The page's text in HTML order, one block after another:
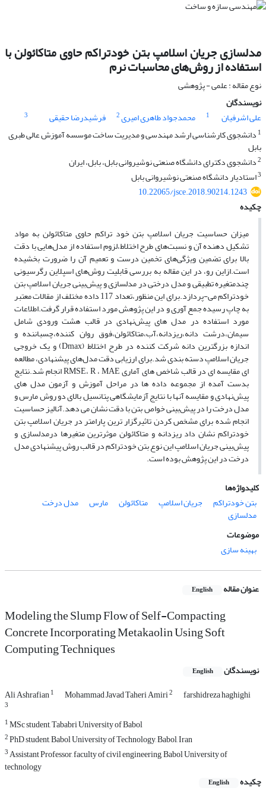
مدلسازی جریان اسلامپ بتن خودتراکم حاوی متاکائولن با
استفاده از روش‌های محاسبات نرم
نوع مقاله : علمی - پژوهشی
نویسندگان
علی اشرفیان
1 محمدجواد طاهری امیری2 فرشیدرضا حقیقی
3
1 دانشجوی کارشناسی ارشد مهندسی و مدیریت ساخت موسسه آموزش عالی طبری
بابل
2دانشجوی دکترای دانشگاه صنعتی نوشیروانی بابل، بابل، ایران
3استادیار دانشگاه صنعتی نوشیروانی بابل
10.22065/jsce.2018.90214.1243
چکیده
میزان حساسیت جریان اسلامپ بتن خود تراکم حاوی متاکائولن به مواد
تشکیل دهنده آن و نسبت‌های طرح اختلاط،لزوم استفاده از مدل‌هایی با دقت
بالا برای تضمین ویژگی‌های تخمین درست و تعمیم آن را ضرورت بخشیده
است.ازاین رو، در این مقاله به بررسی قابلیت روش‌های اسپلاین رگرسیونی
چندمتغیره تطبیقی و مدل درختی در مدلسازی و پیش‌بینی جریان اسلامپ بتن
خودتراکم می-پردازد.برای این منظور،تعداد 117 داده مختلف از مقالات معتبر
به چاپ رسیده جمع آوری و در این پژوهش مورد استفاده قرار گرفت.اطلاعات
مورد استفاده در مدل های پیش‌نهادی در قالب هشت ورودی شامل
سیمان،درشت دانه،ریزدانه،آب،متاکائولن،فوق روان کننده،چسباننده و
اندازه بزرگترین دانه شرکت کننده در طرح اختلاط (Dmax) و یک خروجی
جریان اسلامپ دسته بندی شد.برای ارزیابی دقت مدل‌های پیشنهادی، مطالعه
ای مقایسه ای در قالب شاخص های آماری RMSE، R ، MAE انجام شد.نتایج
بدست آمده از مجموعه داده ها در مراحل آموزش و آزمون مدل های
پیش‌نهادی و مقایسه آنها با نتایج آزمایشگاهی پتانسیل بالای دو روش مارس و
مدل درخت را در پیش‌بینی خواص بتن با دقت نشان می‌ دهد.آنالیز حساسیت
انجام شده برای مشخص کردن تاثیرگزار ترین پارامتر در جریان اسلامپ بتن
خودتراکم نشان داد ریزدانه و متاکائولن موثرترین متغیر‌ها درمدلسازی و
پیش‌بینی جریان اسلامپ این نوع بتن خودتراکم در قالب روش‌ پیشنهادی مدل
درخت در این پژوهش بوده است.
کلیدواژه‌ها
بتن خودتراکم
جریان اسلامپ متاکائولن مارس مدل درخت
مدلسازی
موضوعات
بهینه سازی
عنوان مقاله English
Modeling the Slump Flow of Self-Compacting
Concrete Incorporating Metakaolin Using Soft
Computing Techniques
نویسندگان English
Ali Ashrafian1 Mohammad Javad Taheri Amiri2 farshidreza haghighi
3
1MSc student, Tababri University of Babol
2PhD student, Babol University of Technology, Babol, Iran
3Assistant Professor, faculty of civil engineering, Babol University of
technology
چکیده
English